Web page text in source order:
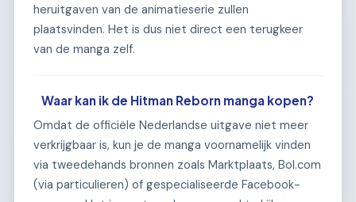
heruitgaven van de animatieserie zullen
plaatsvinden. Het is dus niet direct een terugkeer
van de manga zelf.
Waar kan ik de Hitman Reborn manga kopen?
Omdat de officiële Nederlandse uitgave niet meer
verkrijgbaar is, kun je de manga voornamelijk vinden
via tweedehands bronnen zoals Marktplaats, Bol.com
(via particulieren) of gespecialiseerde Facebook-